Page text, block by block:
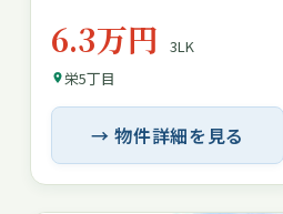
6.3万円
3LK
栄5丁目
→ 物件詳細を見る